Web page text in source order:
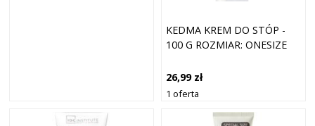
KEDMA KREM DO STÓP -
100 G ROZMIAR: ONESIZE
26,99 zł
1 oferta